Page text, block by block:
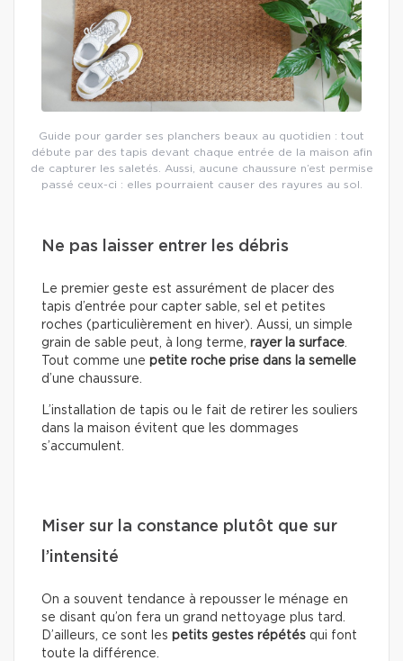
Guide pour garder ses planchers beaux au quotidien : tout
débute par des tapis devant chaque entrée de la maison afin
de capturer les saletés. Aussi, aucune chaussure n’est permise
passé ceux-ci : elles pourraient causer des rayures au sol.
Ne pas laisser entrer les débris
Le premier geste est assurément de placer des
tapis d’entrée pour capter sable, sel et petites
roches (particulièrement en hiver). Aussi, un simple
grain de sable peut, à long terme, rayer la surface
Tout comme une petite roche prise dans la semelle
d’une chaussure.
L’installation de tapis ou le fait de retirer les souliers
dans la maison évitent que les dommages
s’accumulent.
Miser sur la constance plutôt que sur
l’intensité
On a souvent tendance à repousser le ménage en
se disant qu’on fera un grand nettoyage plus tard.
D’ailleurs, ce sont les petits gestes répétés qui font
toute la différence.